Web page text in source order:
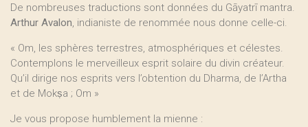
De nombreuses traductions sont données du Gāyatrī mantra.
Arthur Avalon, indianiste de renommée nous donne celle-ci.
« Om, les sphères terrestres, atmosphériques et célestes.
Contemplons le merveilleux esprit solaire du divin créateur.
Qu’il dirige nos esprits vers l’obtention du Dharma, de l’Artha
et de Mokṣa ; Om »
Je vous propose humblement la mienne :